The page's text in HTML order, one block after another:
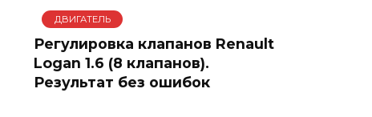
ДВИГАТЕЛЬ
Регулировка клапанов Renault
Logan 1.6 (8 клапанов).
Результат без ошибок